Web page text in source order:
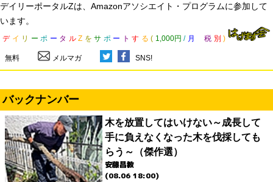
デイリーポータルZは、Amazonアソシエイト・プログラムに参加して
います。
デ イ リ ー ポ ー タ ル Z を サ ポ ー ト す る ( 1,000円 / 月 税 別 )
無料 メルマガ SNS!
バックナンバー
木を放置してはいけない～成長して
手に負えなくなった木を伐採しても
らう～（傑作選）
安藤昌教
(08.06 18:00)